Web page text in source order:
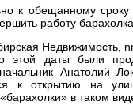
к обещанному сроку
работу
Недвижимость,
даты были
Анатолий
к открытию на
в таком